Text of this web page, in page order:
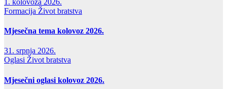
Formacija Život bratstva
Mjesečna tema kolovoz 2026.
31. srpnja 2026.
Oglasi Život bratstva
Mjesečni oglasi kolovoz 2026.